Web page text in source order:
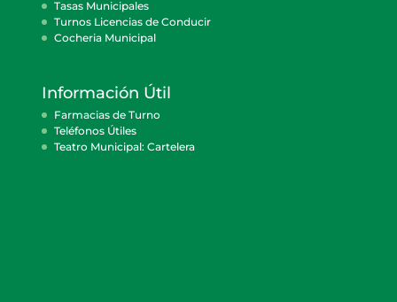
Turnos Licencias de Conducir
Cocheria Municipal
Información Útil
Farmacias de Turno
Teléfonos Útiles
Teatro Municipal: Cartelera